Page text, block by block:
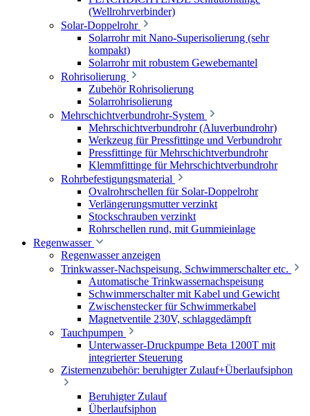
(Wellrohrverbinder)
Solar-Doppelrohr
Solarrohr mit Nano-Superisolierung (sehr
kompakt)
Solarrohr mit robustem Gewebemantel
Rohrisolierung
Zubehör Rohrisolierung
Solarrohrisolierung
Mehrschichtverbundrohr-System
Mehrschichtverbundrohr (Aluverbundrohr)
Werkzeug für Pressfittinge und Verbundrohr
Pressfittinge für Mehrschichtverbundrohr
Klemmfittinge für Mehrschichtverbundrohr
Rohrbefestigungsmaterial
Ovalrohrschellen für Solar-Doppelrohr
Verlängerungsmutter verzinkt
Stockschrauben verzinkt
Rohrschellen rund, mit Gummieinlage
Regenwasser
Regenwasser anzeigen
Trinkwasser-Nachspeisung, Schwimmerschalter etc.
Automatische Trinkwassernachspeisung
Schwimmerschalter mit Kabel und Gewicht
Zwischenstecker für Schwimmerkabel
Magnetventile 230V, schlaggedämpft
Tauchpumpen
Unterwasser-Druckpumpe Beta 1200T mit
integrierter Steuerung
Zisternenzubehör: beruhigter Zulauf+Überlaufsiphon
Beruhigter Zulauf
Überlaufsiphon